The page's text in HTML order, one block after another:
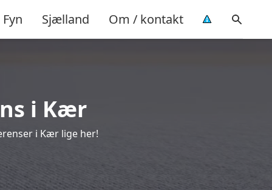
Fyn Sjælland Om / kontakt
i Kær
i Kær lige her!